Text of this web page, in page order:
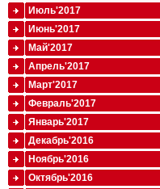
Июль'2017
Июнь'2017
Май'2017
Апрель'2017
Март'2017
Февраль'2017
Январь'2017
Декабрь'2016
Ноябрь'2016
Октябрь'2016